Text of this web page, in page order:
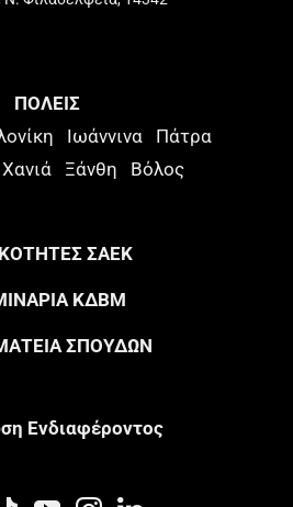
ΠΟΛΕΙΣ
Ιωάννινα
Πάτρα
Χανιά Ξάνθη Βόλος
ΣΑΕΚ
ΚΔΒΜ
ΣΠΟΥΔΩΝ
Eνδιαφέροντος